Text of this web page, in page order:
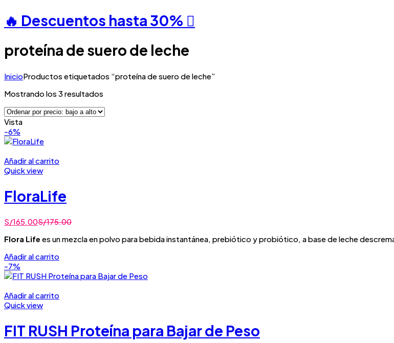
🔥 Descuentos hasta 30%
proteína de suero de leche
InicioProductos etiquetados “proteína de suero de leche”
Mostrando los 3 resultados
Vista
-6%
Añadir al carrito
Quick view
FloraLife
S/165.00S/175.00
Flora Life es un mezcla en polvo para bebida instantánea, prebiótico y probiótico, a base de leche
Añadir al carrito
-7%
Añadir al carrito
Quick view
FIT RUSH Proteína para Bajar de Peso